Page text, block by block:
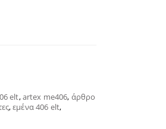
elt,artex me406, άρθρο
,εμένα 406 elt,